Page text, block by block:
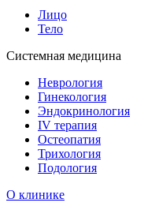
Лицо
Тело
Системная медицина
Неврология
Гинекология
Эндокринология
IV терапия
Остеопатия
Трихология
Подология
О клинике